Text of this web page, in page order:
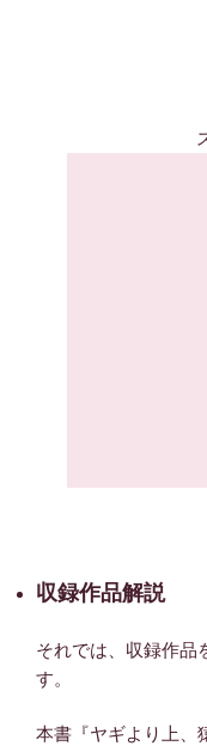
収録作品解説
それでは、収録作品
す。
本書『ヤギより上、